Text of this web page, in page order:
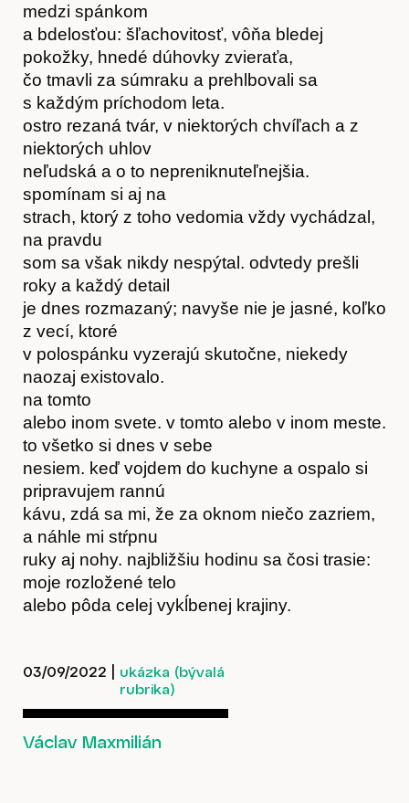
Předplatné
medzi spánkom
a bdelosťou: šľachovitosť, vôňa bledej
pokožky, hnedé dúhovky zvieraťa,
čo tmavli za súmraku a prehlbovali sa
s každým príchodom leta.
ostro rezaná tvár, v niektorých chvíľach a z
niektorých uhlov
neľudská a o to nepreniknuteľnejšia.
spomínam si aj na
strach, ktorý z toho vedomia vždy vychádzal,
na pravdu
som sa však nikdy nespýtal. odvtedy prešli
roky a každý detail
je dnes rozmazaný; navyše nie je jasné, koľko
z vecí, ktoré
v polospánku vyzerajú skutočne, niekedy
naozaj existovalo.
na tomto
alebo inom svete. v tomto alebo v inom meste.
to všetko si dnes v sebe
nesiem. keď vojdem do kuchyne a ospalo si
pripravujem rannú
kávu, zdá sa mi, že za oknom niečo zazriem,
a náhle mi stŕpnu
ruky aj nohy. najbližšiu hodinu sa čosi trasie:
moje rozložené telo
alebo pôda celej vykĺbenej krajiny.
03/09/2022
ukázka (bývalá
rubrika)
Václav Maxmilián